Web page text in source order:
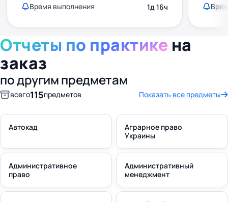
Время выполнения 1д 16ч
Отчеты по практике на
заказ
по другим предметам
всего115предметов Показать все предметы
Автокад
Аграрное право
Украины
Административное
право
Административный
менеджмент